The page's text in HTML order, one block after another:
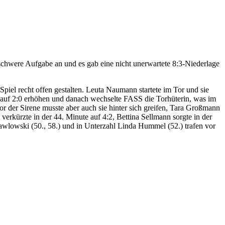
Aufgabe an und es gab eine nicht unerwartete 8:3-Niederlage
recht offen gestalten. Leuta Naumann startete im Tor und sie
2:0 erhöhen und danach wechselte FASS die Torhüterin, was im
Sirene musste aber auch sie hinter sich greifen, Tara Großmann
in der 44. Minute auf 4:2, Bettina Sellmann sorgte in der
(50., 58.) und in Unterzahl Linda Hummel (52.) trafen vor